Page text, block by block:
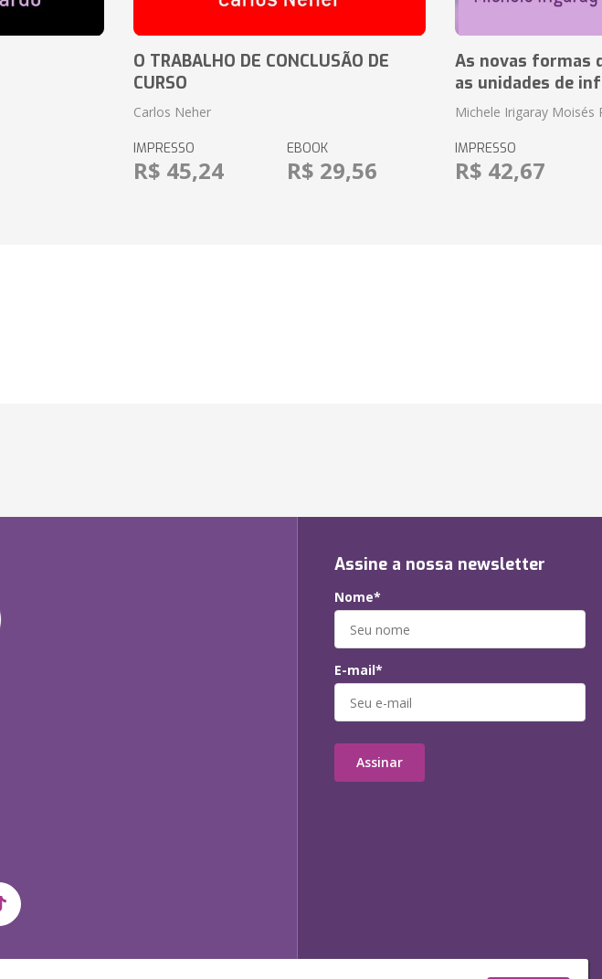
O TRABALHO DE CONCLUSÃO DE
CURSO
Carlos Neher
IMPRESSO
R$ 45,24
EBOOK
R$ 29,56
As novas formas
as unidades de
Michele Irigaray Moisés
IMPRESSO
R$ 42,67
Assine a nossa newsletter
Nome*
E-mail*
Assinar